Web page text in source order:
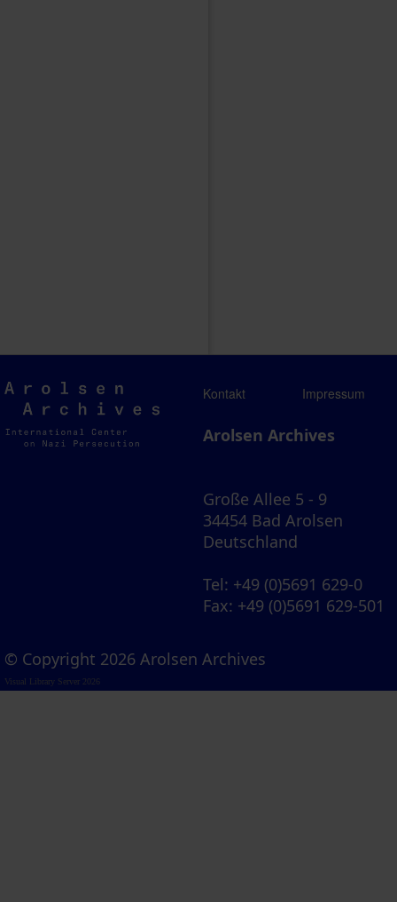
Arolsen
Archives
Kontakt Impressum
Arolsen Archives
Große Allee 5 - 9
34454 Bad Arolsen
Deutschland
Tel: +49 (0)5691 629-0
Fax: +49 (0)5691 629-501
© Copyright 2026 Arolsen Archives
Visual Library Server 2026